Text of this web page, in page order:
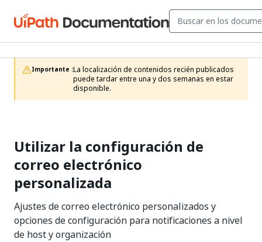
Importante :La localización de contenidos recién publicados
puede tardar entre una y dos semanas en estar
disponible.
Utilizar la configuración de
correo electrónico
personalizada
Ajustes de correo electrónico personalizados y
opciones de configuración para notificaciones a nivel
de host y organización